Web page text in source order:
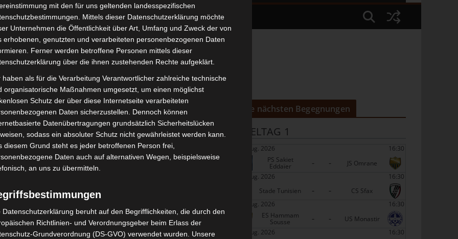
STADIEN IMPRESSUM
de Tataouine (UST) – Club Athlétique Bizertin (CAB)
2024 -15:00
- Playout Abstiegsrunde| Spieltag 7
0-0
:0 Club Athlétique Bizertin
(CAB)
Die nächsten Begegnungen
SPIELTAG 1
22 Aug. 2026
16:30
PS Sakiet
Eddaïer - -
JS Omrane
22 Aug. 2026
16:30
Stade Tunisien
- -
CS Sfax
22 Aug. 2026
16:30
ES Hammam
Sousse - -
US Monastir
22 Aug. 2026
16:30
mit den für uns geltenden landesspezifischen
Mittels dieser Datenschutzerklärung möchte
Unternehmen die Öffentlichkeit über Art, Umfang und Zweck der von
erhobenen, genutzten und verarbeiteten personenbezogenen Daten
Ferner werden betroffene Personen mittels dieser
über die ihnen zustehenden Rechte aufgeklärt.
haben als für die Verarbeitung Verantwortlicher zahlreiche technische
organisatorische Maßnahmen umgesetzt, um einen möglichst
Schutz der über diese Internetseite verarbeiteten
Daten sicherzustellen. Dennoch können
Datenübertragungen grundsätzlich Sicherheitslücken
sodass ein absoluter Schutz nicht gewährleistet werden kann.
diesem Grund steht es jeder betroffenen Person frei,
Daten auch auf alternativen Wegen, beispielsweise
an uns zu übermitteln.
Datenschutzerklärung beruht auf den Begrifflichkeiten, die durch den
Richtlinien- und Verordnungsgeber beim Erlass der
Grundverordnung (DS-GVO) verwendet wurden. Unsere